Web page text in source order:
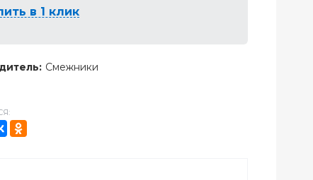
в 1 клик
Смежники